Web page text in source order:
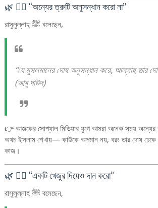
🌿 ৫️⃣ “অন্যের ত্রুটি অনুসন্ধান করো না”
রাসুলুল্লাহ ﷺ বলেছেন,
“যে মুসলমানের দোষ অনুসন্ধান করে, আল্লাহ তার
(আবু দাউদ)
👉 আজকের সোশ্যাল মিডিয়ার যুগে আমরা অনেক সময় অন্যের
অথচ ইসলাম শেখায়— কাউকে অপমান নয়, বরং তার দোষ ঢেকে
কাজ।
🌿 ৬️⃣ “একটি খেজুর দিয়েও দান করো”
রাসুলুল্লাহ ﷺ বলেছেন,